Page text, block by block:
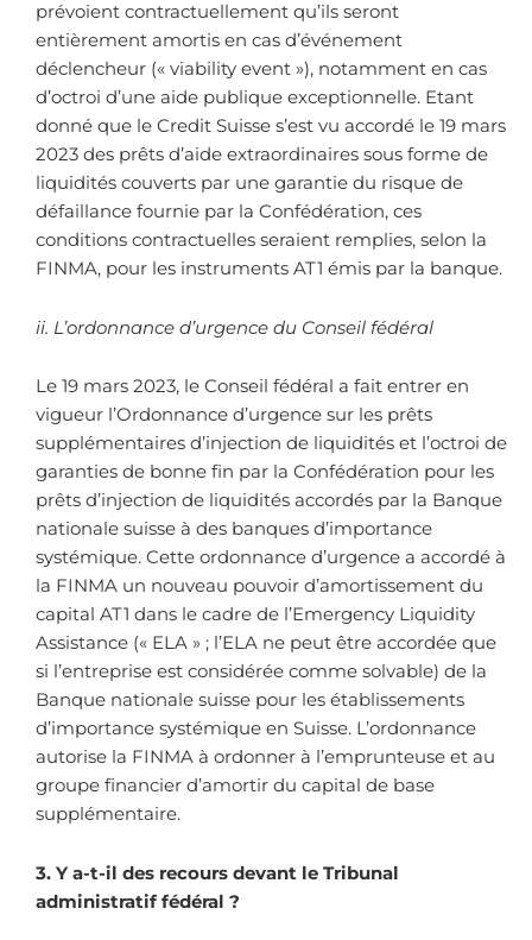
prévoient contractuellement qu’ils seront
entièrement amortis en cas d’événement
déclencheur (« viability event »), notamment en cas
d’octroi d’une aide publique exceptionnelle. Etant
donné que le Credit Suisse s’est vu accordé le 19 mars
2023 des prêts d’aide extraordinaires sous forme de
liquidités couverts par une garantie du risque de
défaillance fournie par la Confédération, ces
conditions contractuelles seraient remplies, selon la
FINMA, pour les instruments AT1 émis par la banque.
ii. L’ordonnance d’urgence du Conseil fédéral
Le 19 mars 2023, le Conseil fédéral a fait entrer en
vigueur l’Ordonnance d’urgence sur les prêts
supplémentaires d’injection de liquidités et l’octroi de
garanties de bonne fin par la Confédération pour les
prêts d’injection de liquidités accordés par la Banque
nationale suisse à des banques d’importance
systémique. Cette ordonnance d’urgence a accordé à
la FINMA un nouveau pouvoir d’amortissement du
capital AT1 dans le cadre de l’Emergency Liquidity
Assistance (« ELA » ; l’ELA ne peut être accordée que
si l’entreprise est considérée comme solvable) de la
Banque nationale suisse pour les établissements
d’importance systémique en Suisse. L’ordonnance
autorise la FINMA à ordonner à l’emprunteuse et au
groupe financier d’amortir du capital de base
supplémentaire.
3. Y a-t-il des recours devant le Tribunal
administratif fédéral ?